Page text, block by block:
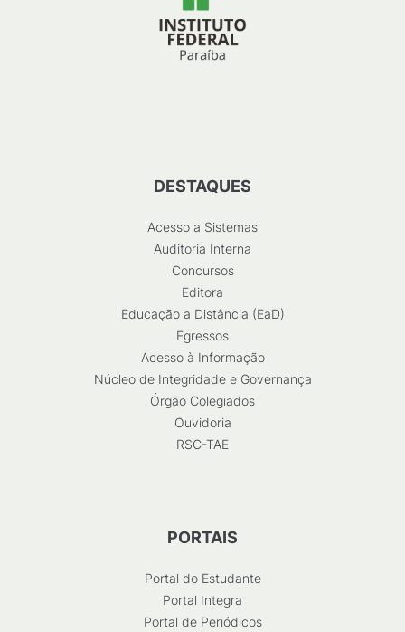
DESTAQUES
Acesso a Sistemas
Auditoria Interna
Concursos
Editora
Educação a Distância (EaD)
Egressos
Acesso à Informação
Núcleo de Integridade e Governança
Órgão Colegiados
Ouvidoria
RSC-TAE
PORTAIS
Portal do Estudante
Portal Integra
Portal de Periódicos